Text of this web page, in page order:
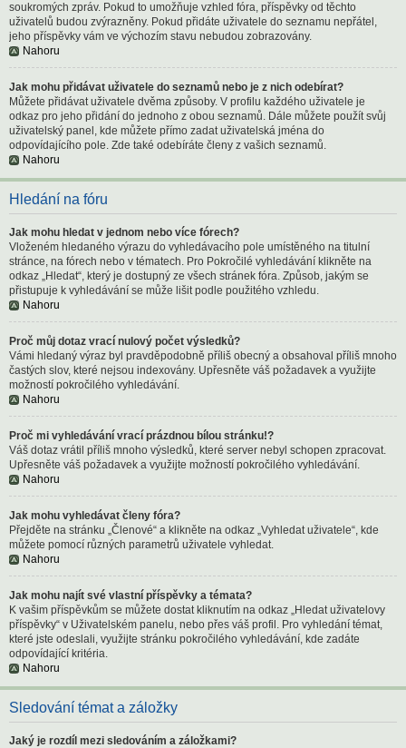
soukromých zpráv. Pokud to umožňuje vzhled fóra, příspěvky od těchto
uživatelů budou zvýrazněny. Pokud přidáte uživatele do seznamu nepřátel,
jeho příspěvky vám ve výchozím stavu nebudou zobrazovány.
Nahoru
Jak mohu přidávat uživatele do seznamů nebo je z nich odebírat?
Můžete přidávat uživatele dvěma způsoby. V profilu každého uživatele je
odkaz pro jeho přidání do jednoho z obou seznamů. Dále můžete použít svůj
uživatelský panel, kde můžete přímo zadat uživatelská jména do
odpovídajícího pole. Zde také odebíráte členy z vašich seznamů.
Nahoru
Hledání na fóru
Jak mohu hledat v jednom nebo více fórech?
Vloženém hledaného výrazu do vyhledávacího pole umístěného na titulní
stránce, na fórech nebo v tématech. Pro Pokročilé vyhledávání klikněte na
odkaz „Hledat“, který je dostupný ze všech stránek fóra. Způsob, jakým se
přistupuje k vyhledávání se může lišit podle použitého vzhledu.
Nahoru
Proč můj dotaz vrací nulový počet výsledků?
Vámi hledaný výraz byl pravděpodobně příliš obecný a obsahoval příliš mnoho
častých slov, které nejsou indexovány. Upřesněte váš požadavek a využijte
možností pokročilého vyhledávání.
Nahoru
Proč mi vyhledávání vrací prázdnou bílou stránku!?
Váš dotaz vrátil příliš mnoho výsledků, které server nebyl schopen zpracovat.
Upřesněte váš požadavek a využijte možností pokročilého vyhledávání.
Nahoru
Jak mohu vyhledávat členy fóra?
Přejděte na stránku „Členové“ a klikněte na odkaz „Vyhledat uživatele“, kde
můžete pomocí různých parametrů uživatele vyhledat.
Nahoru
Jak mohu najít své vlastní příspěvky a témata?
K vašim příspěvkům se můžete dostat kliknutím na odkaz „Hledat uživatelovy
příspěvky“ v Uživatelském panelu, nebo přes váš profil. Pro vyhledání témat,
které jste odeslali, využijte stránku pokročilého vyhledávání, kde zadáte
odpovídající kritéria.
Nahoru
Sledování témat a záložky
Jaký je rozdíl mezi sledováním a záložkami?